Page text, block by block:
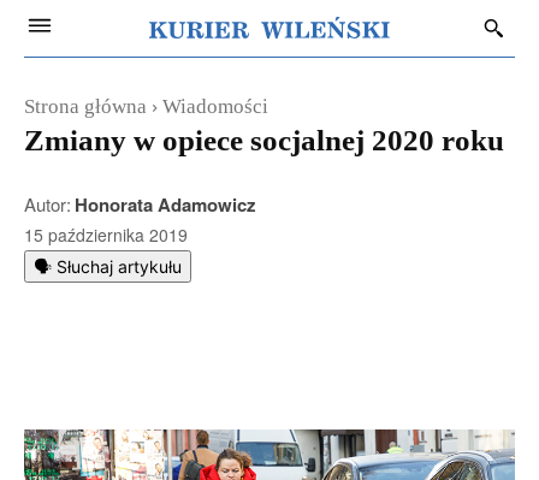
Strona główna Wiadomości
Zmiany w opiece socjalnej 2020 roku
Autor: Honorata Adamowicz
15 października 2019
🗣️ Słuchaj artykułu